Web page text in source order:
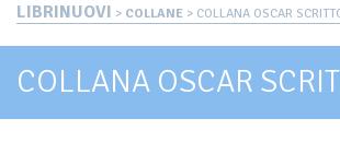
LIBRINUOVI > COLLANE > COLLANA OSCAR
COLLANA OSCAR